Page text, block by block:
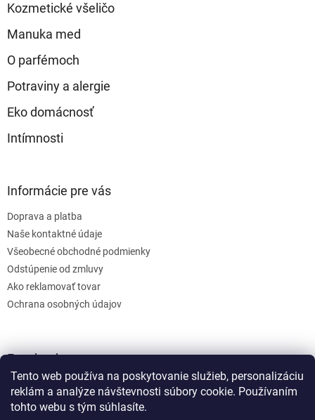
Tento web používa na poskytovanie služieb, personalizáciu
reklám a analýze návštevnosti súbory cookie. Používaním
tohto webu s tým súhlasíte.
Kozmetické všeličo
Manuka med
O parfémoch
Potraviny a alergie
Eko domácnosť
Intímnosti
Informácie pre vás
Doprava a platba
Naše kontaktné údaje
Všeobecné obchodné podmienky
Odstúpenie od zmluvy
Ako reklamovať tovar
Ochrana osobných údajov
Facebook